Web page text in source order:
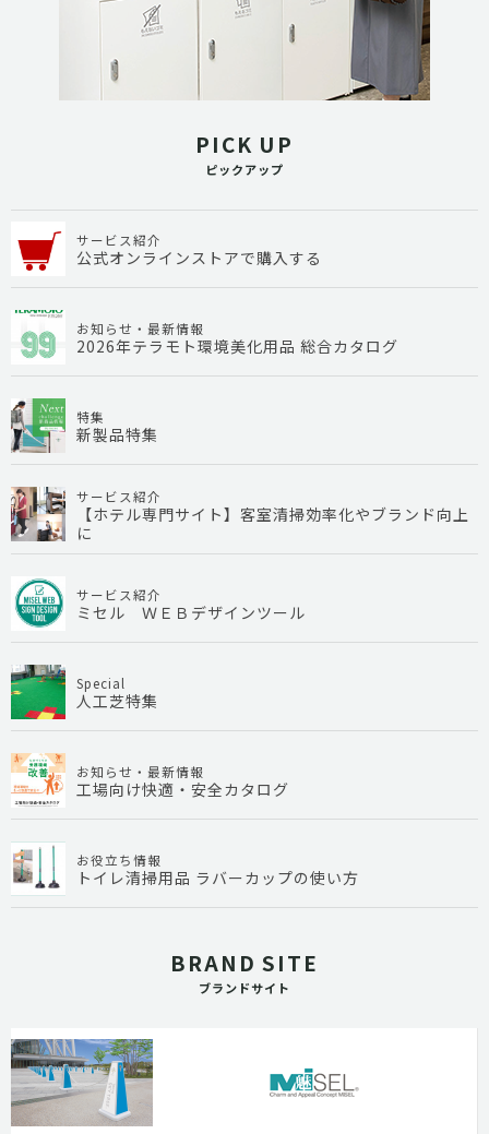
PICK UP
ピックアップ
サービス紹介
公式オンラインストアで購入する
お知らせ・最新情報
2026年テラモト環境美化用品 総合カタログ
特集
新製品特集
サービス紹介
【ホテル専門サイト】客室清掃効率化やブランド向上
に
サービス紹介
ミセル ＷＥＢデザインツール
Special
人工芝特集
お知らせ・最新情報
工場向け快適・安全カタログ
お役立ち情報
トイレ清掃用品 ラバーカップの使い方
BRAND SITE
ブランドサイト